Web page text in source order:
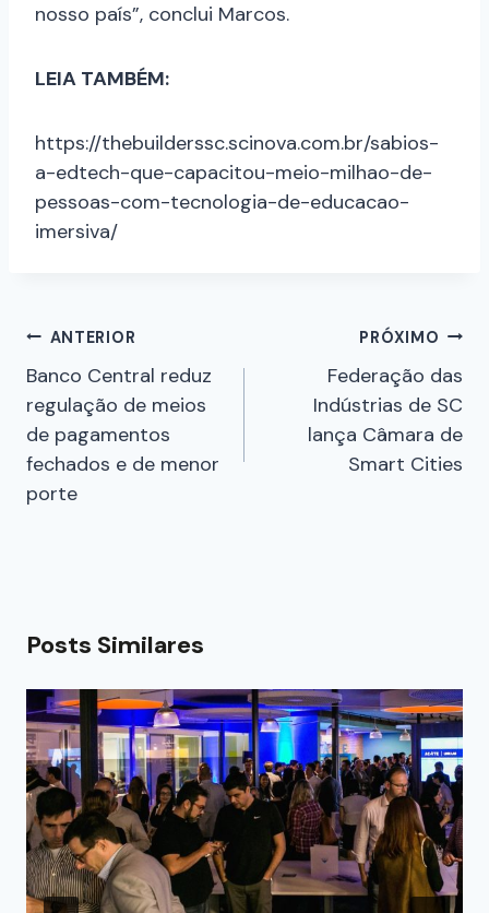
nosso país”, conclui Marcos.
LEIA TAMBÉM:
https://thebuilderssc.scinova.com.br/sabios-
a-edtech-que-capacitou-meio-milhao-de-
pessoas-com-tecnologia-de-educacao-
imersiva/
ANTERIOR
Banco Central reduz
regulação de meios
de pagamentos
fechados e de menor
porte
PRÓXIMO
Federação das
Indústrias de SC
lança Câmara de
Smart Cities
Posts Similares